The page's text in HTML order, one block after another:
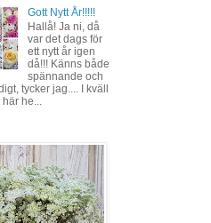
Gott Nytt År!!!!!
Hallå! Ja ni, då
var det dags för
ett nytt år igen
då!!! Känns både
spännande och
tycker jag.... I kväll
här he...